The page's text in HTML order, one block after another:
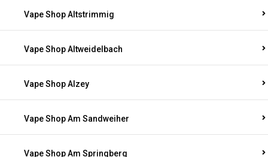
Vape Shop Altstrimmig
Vape Shop Altweidelbach
Vape Shop Alzey
Vape Shop Am Sandweiher
Vape Shop Am Springberg